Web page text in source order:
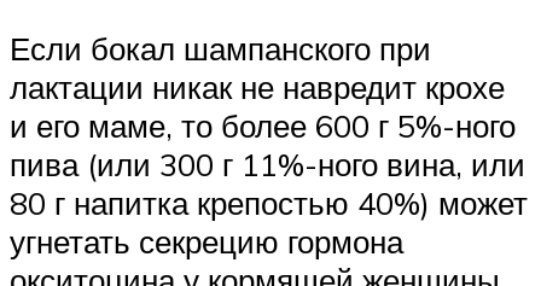
Если бокал шампанского при
лактации никак не навредит крохе
и его маме, то более 600 г 5%-ного
пива (или 300 г 11%-ного вина, или
80 г напитка крепостью 40%) может
угнетать секрецию гормона